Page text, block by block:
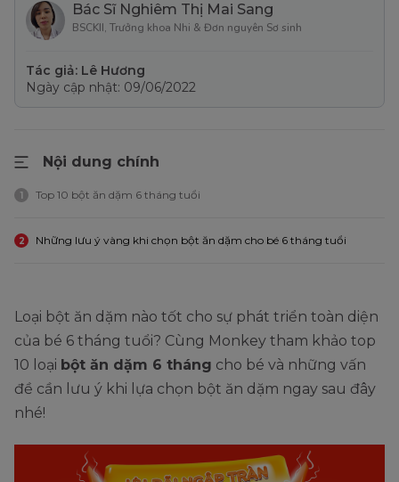
Bác Sĩ Nghiêm Thị Mai Sang
BSCKII, Trưởng khoa Nhi & Đơn nguyên Sơ sinh
Tác giả: Lê Hương
Ngày cập nhật: 09/06/2022
Nội dung chính
1 Top 10 bột ăn dặm 6 tháng tuổi
2 Những lưu ý vàng khi chọn bột ăn dặm cho bé 6 tháng tuổi
Loại bột ăn dặm nào tốt cho sự phát triển toàn diện
của bé 6 tháng tuổi? Cùng Monkey tham khảo top
10 loại bột ăn dặm 6 tháng cho bé và những vấn
đề cần lưu ý khi lựa chọn bột ăn dặm ngay sau đây
nhé!